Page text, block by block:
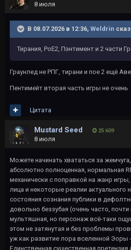
8 июля
В 08.07.2026 в 12:36, Weldrin
Тирания, РоЕ2, Пэнтимент и 2 части
Граунлед не РПГ, тирани и пое 2 ещё
Пентимейт вторая часть игры не очень
Цитата
Mustard Seed 25 609
8 июля
Можете начинать хвататься за
абсолютно полноценная, нормальная
механически с поправкой на жанр
лица и некоторые реалии актуального
состояния сознания публики в
довольно беззубая (очень часто,
мультяшная, но персонаж всё-таки
этом не затянутая и без проблемы
уж как развитие лора вселенной Эоры
Единственная существенная